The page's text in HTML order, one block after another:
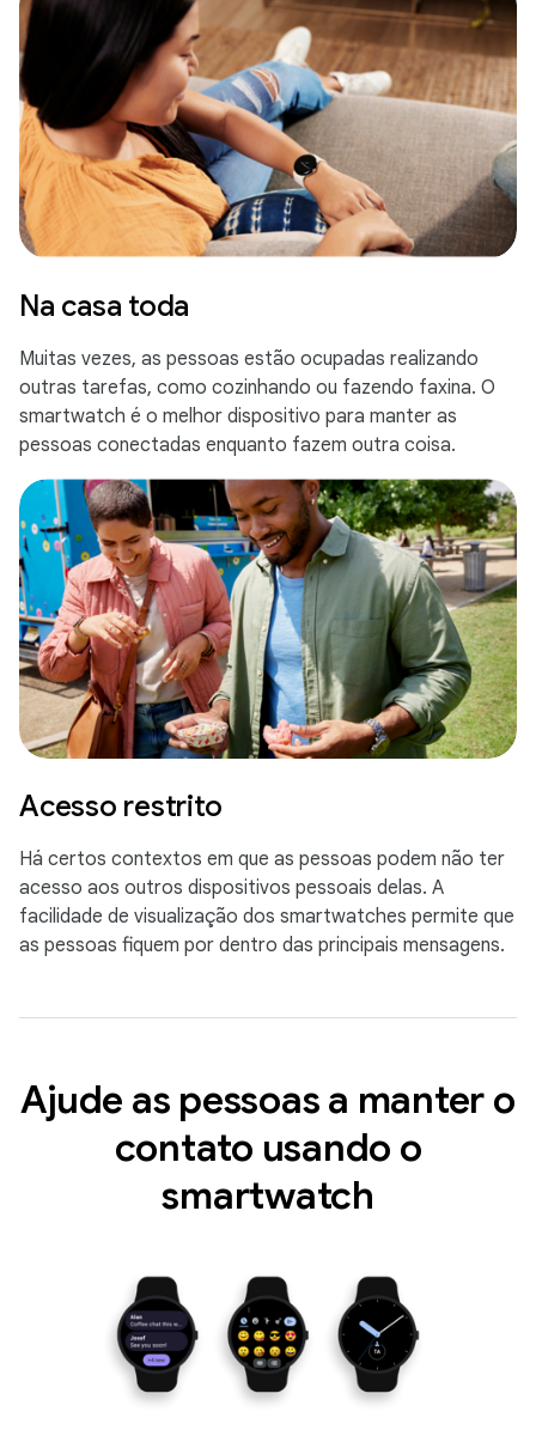
Na casa toda
Muitas vezes, as pessoas estão ocupadas realizando
outras tarefas, como cozinhando ou fazendo faxina. O
smartwatch é o melhor dispositivo para manter as
pessoas conectadas enquanto fazem outra coisa.
Acesso restrito
Há certos contextos em que as pessoas podem não ter
acesso aos outros dispositivos pessoais delas. A
facilidade de visualização dos smartwatches permite que
as pessoas fiquem por dentro das principais mensagens.
Ajude as pessoas a manter o
contato usando o
smartwatch